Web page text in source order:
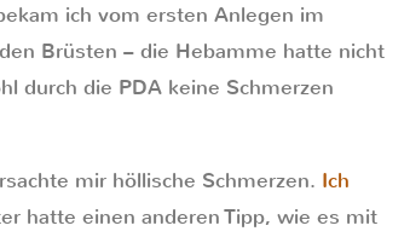
ich vom ersten Anlegen im
Brüsten – die Hebamme hatte nicht
durch die PDA keine Schmerzen
mir höllische Schmerzen. Ich
hatte einen anderen Tipp, wie es mit